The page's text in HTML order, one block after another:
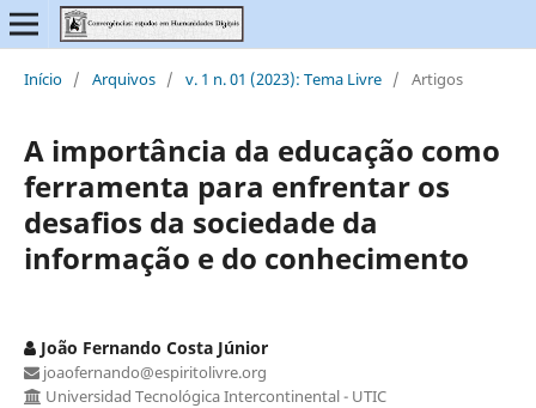
Início / Arquivos / v. 1 n. 01 (2023): Tema Livre / Artigos
A importância da educação como
ferramenta para enfrentar os
desafios da sociedade da
informação e do conhecimento
João Fernando Costa Júnior
joaofernando@espiritolivre.org
Universidad Tecnológica Intercontinental - UTIC